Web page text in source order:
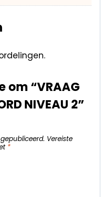
om “VRAAG
NIVEAU 2”
Vereiste
*